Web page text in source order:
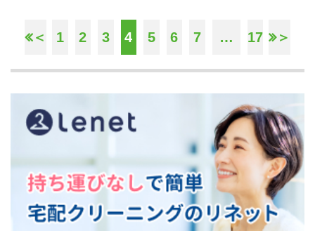
＜ 1 2 3 4 5 6 7 … 17 ＞